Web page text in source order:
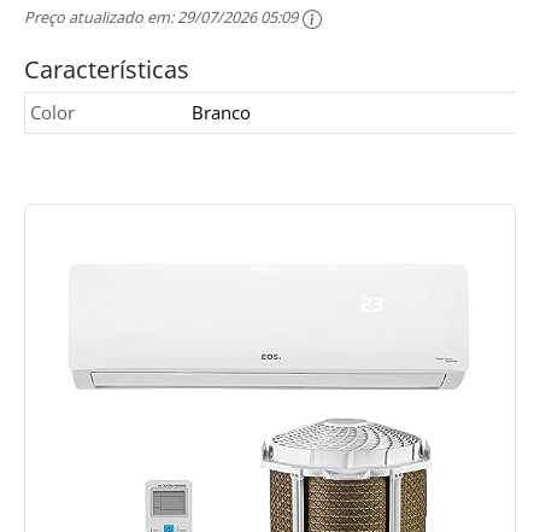
Preço atualizado em:29/07/2026 05:09
Características
Color Branco